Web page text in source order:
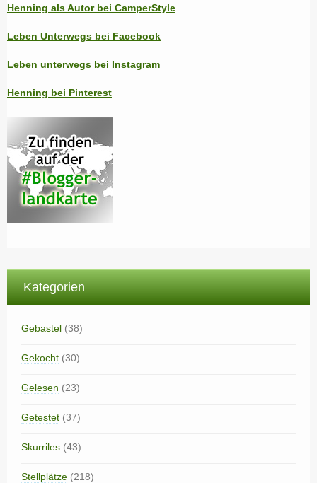
Henning als Autor bei CamperStyle
Leben Unterwegs bei Facebook
Leben unterwegs bei Instagram
Henning bei Pinterest
Kategorien
Gebastel (38)
Gekocht (30)
Gelesen (23)
Getestet (37)
Skurriles (43)
Stellplätze (218)